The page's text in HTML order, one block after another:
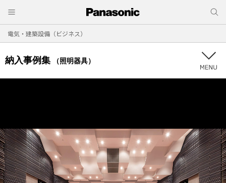
電気・建築設備（ビジネス）
納入事例集 （照明器具）